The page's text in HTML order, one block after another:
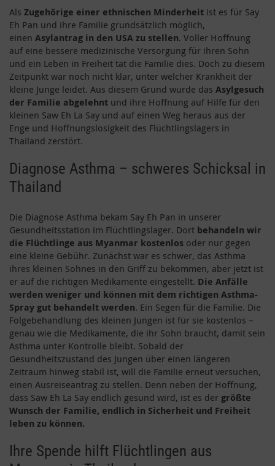
Als Zugehörige einer ethnischen Minderheit ist es für Say
Eh Pan und ihre Familie grundsätzlich möglich,
einen Asylantrag in den USA zu stellen. Voller Hoffnung
auf eine bessere medizinische Versorgung für ihren Sohn
und ein Leben in Freiheit tat die Familie dies. Doch zu diesem
Zeitpunkt war noch nicht klar, unter welcher Krankheit der
kleine Junge leidet. Aus diesem Grund wurde das Asylgesuch
der Familie abgelehnt und ihre Hoffnung auf Hilfe für den
kleinen Saw Eh La Say und auf einen Weg heraus aus der
Enge und Hoffnungslosigkeit des Flüchtlingslagers in
Thailand zerstört.
Diagnose Asthma – schweres Schicksal in
Thailand
Die Diagnose Asthma bekam Say Eh Pan in unserer
Gesundheitsstation im Flüchtlingslager. Dort behandeln wir
die Flüchtlinge aus Myanmar kostenlos oder nur gegen
eine kleine Gebühr. Zunächst war es schwer, das Asthma
ihres kleinen Sohnes in den Griff zu bekommen, aber jetzt ist
er auf die richtigen Medikamente eingestellt. Die Anfälle
werden weniger und können mit dem richtigen Asthma-
Spray gut behandelt werden. Ein Segen für die Familie. Die
Folgebehandlung des kleinen Jungen ist für sie kostenlos –
genau wie die Medikamente, die ihr Sohn braucht, damit sein
Asthma unter Kontrolle bleibt. Sobald der
Gesundheitszustand des Jungen über einen längeren
Zeitraum hinweg stabil ist, will die Familie erneut versuchen,
einen Ausreiseantrag zu stellen. Denn neben der Hoffnung,
dass Saw Eh La Say endlich gesund wird, ist es der größte
Wunsch der Familie, endlich in Sicherheit und Freiheit
leben zu können.
Ihre Spende hilft Flüchtlingen aus